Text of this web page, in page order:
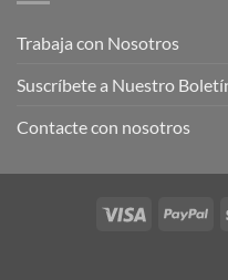
Trabaja con Nosotros
Suscríbete a Nuestro
Contacte con nosotros
Visa